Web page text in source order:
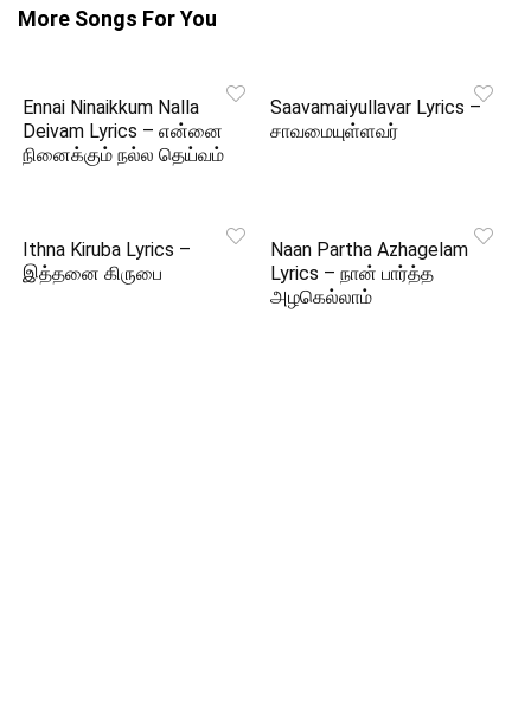
More Songs For You
Ennai Ninaikkum Nalla
Deivam Lyrics – என்னை
நினைக்கும் நல்ல தெய்வம்
Saavamaiyullavar Lyrics –
சாவமையுள்ளவர்
Ithna Kiruba Lyrics –
இத்தனை கிருபை
Naan Partha Azhagelam
Lyrics – நான் பார்த்த
அழகெல்லாம்